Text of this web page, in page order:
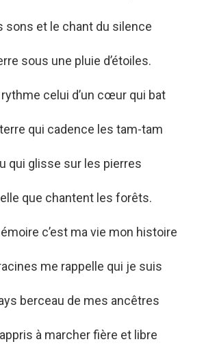
sons et le chant du silence
sous une pluie d’étoiles.
celui d’un cœur qui bat
qui cadence les tam-tam
qui glisse sur les pierres
que chantent les forêts.
c’est ma vie mon histoire
me rappelle qui je suis
berceau de mes ancêtres
à marcher fière et libre